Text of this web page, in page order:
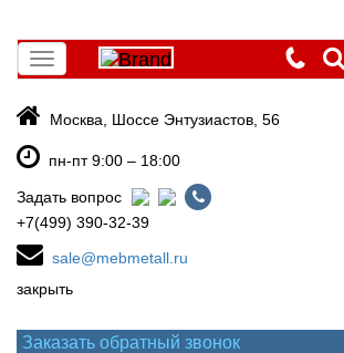
Toggle
navigation
Москва, Шоссе Энтузиастов, 56
пн-пт 9:00 – 18:00
Задать вопрос
+7(499) 390-32-39
sale@mebmetall.ru
закрыть
Заказать обратный звонок